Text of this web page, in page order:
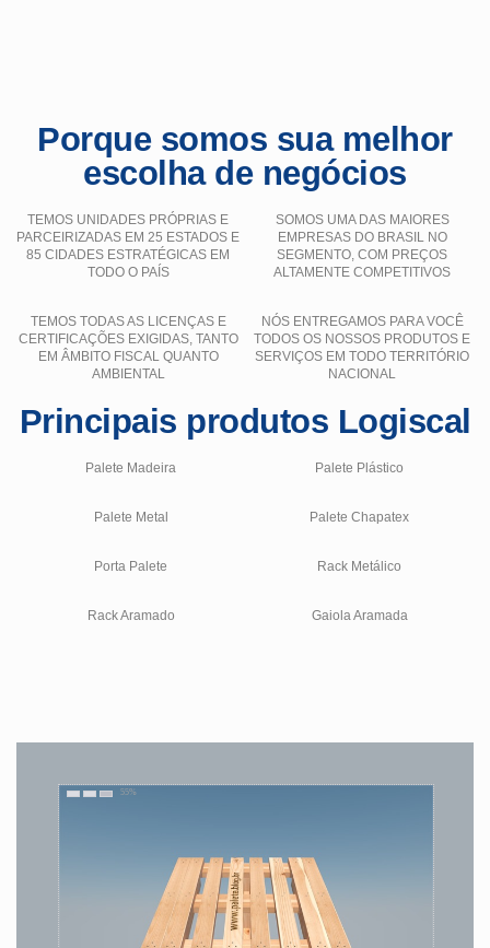
Porque somos sua melhor
escolha de negócios
TEMOS UNIDADES PRÓPRIAS E
PARCEIRIZADAS EM 25 ESTADOS E
85 CIDADES ESTRATÉGICAS EM
TODO O PAÍS
SOMOS UMA DAS MAIORES
EMPRESAS DO BRASIL NO
SEGMENTO, COM PREÇOS
ALTAMENTE COMPETITIVOS
TEMOS TODAS AS LICENÇAS E
CERTIFICAÇÕES EXIGIDAS, TANTO
EM ÂMBITO FISCAL QUANTO
AMBIENTAL
NÓS ENTREGAMOS PARA VOCÊ
TODOS OS NOSSOS PRODUTOS E
SERVIÇOS EM TODO TERRITÓRIO
NACIONAL
Principais produtos Logiscal
Palete Madeira Palete Plástico
Palete Metal Palete Chapatex
Porta Palete Rack Metálico
Rack Aramado Gaiola Aramada